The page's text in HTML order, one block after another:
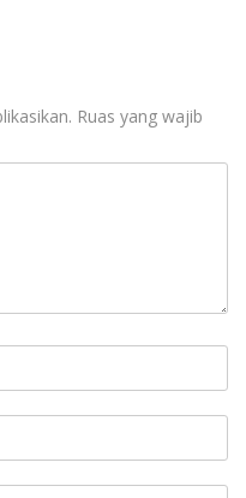
Ruas yang wajib